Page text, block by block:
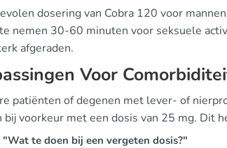
dosering van Cobra 120 voor
nemen 30-60 minuten voor seksuele
afgeraden.
Voor
patiënten of degenen met lever- of
bij voorkeur met een dosis van 25 mg. Dit
te doen bij een vergeten dosis?"